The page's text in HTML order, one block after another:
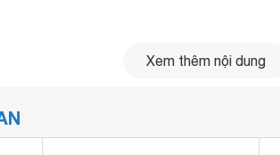
Xem thêm nội dung